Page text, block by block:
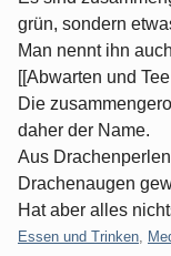
grün, sondern
Man nennt ihn
[[Abwarten und
Die
daher der Name.
Aus
Drachenaugen
Hat aber alles
Categories:
Essen und Trinken,